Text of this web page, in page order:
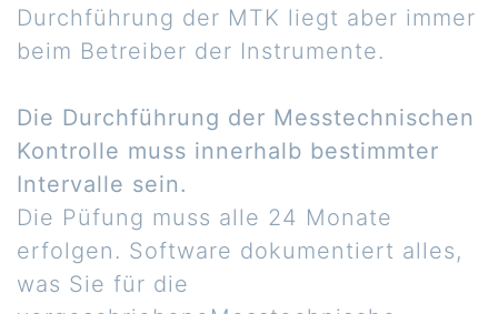
Durchführung der MTK liegt aber immer
beim Betreiber der Instrumente.
Die Durchführung der Messtechnischen
Kontrolle muss innerhalb bestimmter
Intervalle sein.
Die Püfung muss alle 24 Monate
erfolgen. Software dokumentiert alles,
was Sie für die